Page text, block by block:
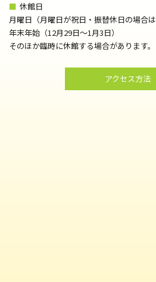
■ 休館日
月曜日（月曜日が祝日・振替休日の場合は
年末年始（12月29日～1月3日）
そのほか臨時に休館する場合があります。
アクセス方法